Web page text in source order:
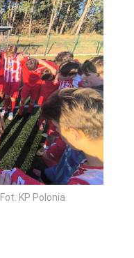
KP Polonia